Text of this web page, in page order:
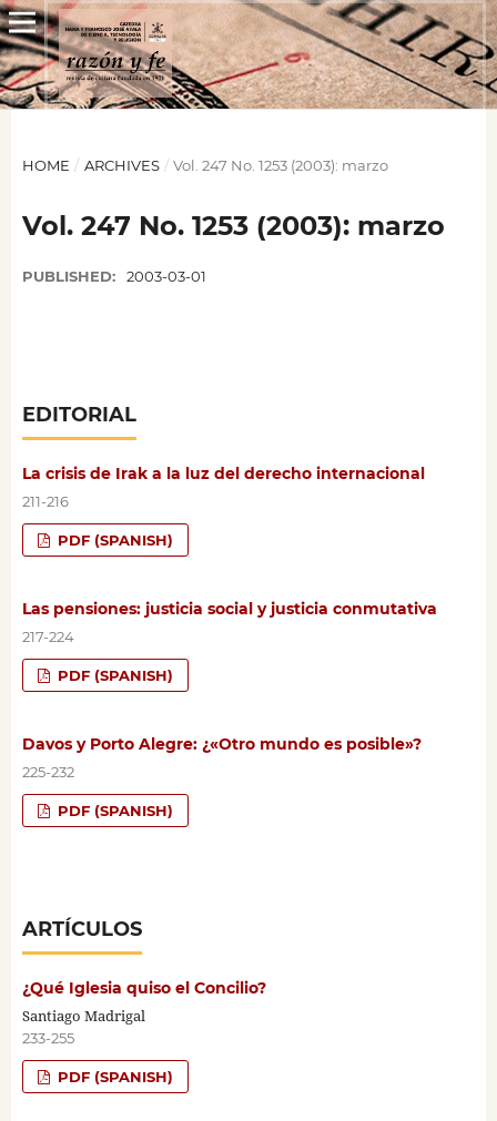
HOME / ARCHIVES / Vol. 247 No. 1253 (2003): marzo
Vol. 247 No. 1253 (2003): marzo
PUBLISHED: 2003-03-01
EDITORIAL
La crisis de Irak a la luz del derecho internacional
211-216
PDF (SPANISH)
Las pensiones: justicia social y justicia conmutativa
217-224
PDF (SPANISH)
Davos y Porto Alegre: ¿«Otro mundo es posible»?
225-232
PDF (SPANISH)
ARTÍCULOS
¿Qué Iglesia quiso el Concilio?
Santiago Madrigal
233-255
PDF (SPANISH)